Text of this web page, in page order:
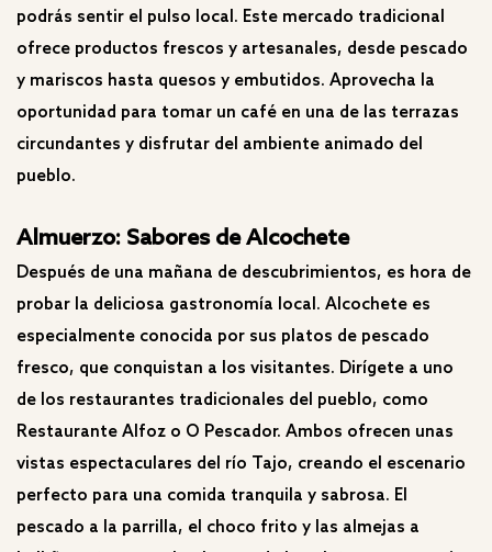
podrás sentir el pulso local. Este mercado tradicional
ofrece productos frescos y artesanales, desde pescado
y mariscos hasta quesos y embutidos. Aprovecha la
oportunidad para tomar un café en una de las terrazas
circundantes y disfrutar del ambiente animado del
pueblo.
Almuerzo: Sabores de Alcochete
Después de una mañana de descubrimientos, es hora de
probar la deliciosa gastronomía local. Alcochete es
especialmente conocida por sus platos de pescado
fresco, que conquistan a los visitantes. Dirígete a uno
de los restaurantes tradicionales del pueblo, como
Restaurante Alfoz o O Pescador. Ambos ofrecen unas
vistas espectaculares del río Tajo, creando el escenario
perfecto para una comida tranquila y sabrosa. El
pescado a la parrilla, el choco frito y las almejas a